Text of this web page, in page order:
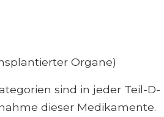
Organe)
sind in jeder Teil-D-
dieser Medikamente.